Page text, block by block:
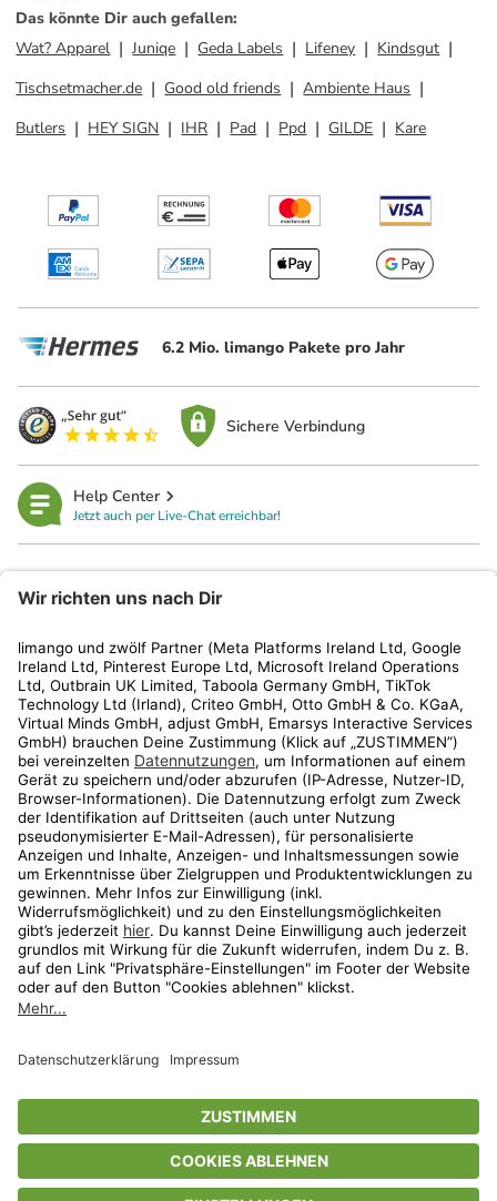
Das könnte Dir auch gefallen:
Wat? Apparel
Juniqe Geda Labels Lifeney
Kindsgut
Tischsetmacher.de
Good old friends
Ambiente Haus
Butlers
HEY SIGN IHR Pad Ppd GILDE Kare
6.2 Mio. limango Pakete pro Jahr
Sichere Verbindung
Help Center
Jetzt auch per Live-Chat erreichbar!
Kundenservice
Shop
Aktionen
Travel
* Streichpreise entsprechen der unverbindlichen Preisempfehlung des
Herstellers. Prozentangaben beziehen sich auf den Streichpreis.
Freunde-Aktionen findest Du unterwww.limango.de/einladen